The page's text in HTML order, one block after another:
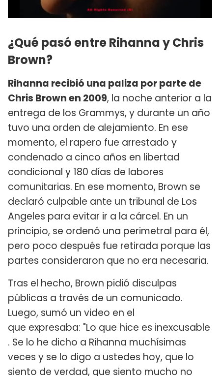
¿Qué pasó entre Rihanna y Chris
Brown?
Rihanna recibió una paliza por parte de
Chris Brown en 2009, la noche anterior a la
entrega de los Grammys, y durante un año
tuvo una orden de alejamiento. En ese
momento, el rapero fue arrestado y
condenado a cinco años en libertad
condicional y 180 días de labores
comunitarias. En ese momento, Brown se
declaró culpable ante un tribunal de Los
Angeles para evitar ir a la cárcel. En un
principio, se ordenó una perimetral para él,
pero poco después fue retirada porque las
partes consideraron que no era necesaria.
Tras el hecho, Brown pidió disculpas
públicas a través de un comunicado.
Luego, sumó un video en el
que expresaba: "Lo que hice es inexcusable
. Se lo he dicho a Rihanna muchísimas
veces y se lo digo a ustedes hoy, que lo
siento de verdad, que siento mucho no